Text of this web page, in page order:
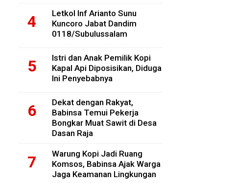
Letkol Inf Arianto Sunu
Kuncoro Jabat Dandim
0118/Subulussalam
Istri dan Anak Pemilik Kopi
Kapal Api Diposisikan, Diduga
Ini Penyebabnya
Dekat dengan Rakyat,
Babinsa Temui Pekerja
Bongkar Muat Sawit di Desa
Dasan Raja
Warung Kopi Jadi Ruang
Komsos, Babinsa Ajak Warga
Jaga Keamanan Lingkungan